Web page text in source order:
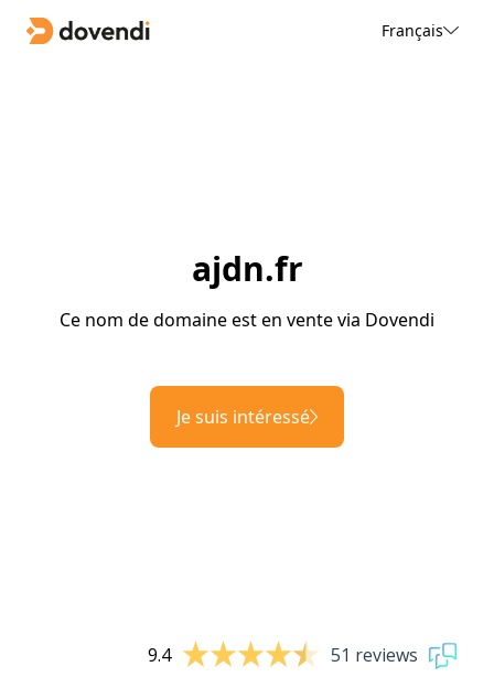
Français
ajdn.fr
Ce nom de domaine est en vente via Dovendi
Je suis intéressé
9.4 51 reviews